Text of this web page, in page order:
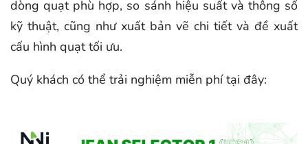
dòng quạt phù hợp, so sánh hiệu suất và thông số
kỹ thuật, cũng như xuất bản vẽ chi tiết và đề xuất
cấu hình quạt tối ưu.
Quý khách có thể trải nghiệm miễn phí tại đây: